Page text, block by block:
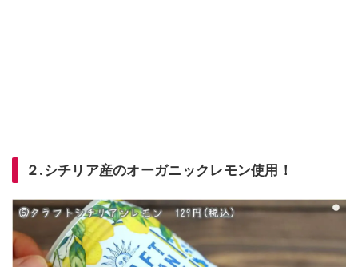
２.シチリア産のオーガニックレモン使用！